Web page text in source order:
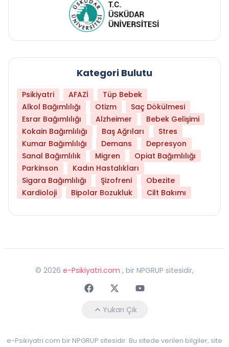
Kategori Bulutu
Psikiyatri AFAZİ
Tüp Bebek
Alkol Bağımlılığı
Otizm
Saç Dökülmesi
Esrar Bağımlılığı
Alzheimer
Bebek Gelişimi
Kokain Bağımlılığı
Baş Ağrıları
Stres
Kumar Bağımlılığı
Demans
Depresyon
Sanal Bağımlılık
Migren
Opiat Bağımlılığı
Parkinson
Kadın Hastalıkları
Sigara Bağımlılığı
Şizofreni
Obezite
Kardioloji
Bipolar Bozukluk Cilt Bakımı
© 2026 e-Psikiyatri.com , bir NPGRUP sitesidir,
FaceebokTwitterYoutube
Yukarı Çık
e-Psikiyatri.com bir NPGRUP sitesidir. Bu sitede verilen bilgiler, site